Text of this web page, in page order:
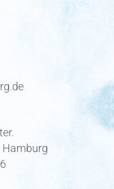
Hamburg